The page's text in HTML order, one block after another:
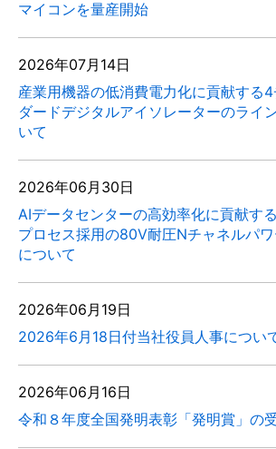
マイコンを量産開始
2026年07月14日
産業用機器の低消費電力化に貢献する
ダードデジタルアイソレーターのライ
いて
2026年06月30日
AIデータセンターの高効率化に貢献す
プロセス採用の80V耐圧Nチャネルパ
について
2026年06月19日
2026年6月18日付当社役員人事につい
2026年06月16日
令和８年度全国発明表彰「発明賞」の